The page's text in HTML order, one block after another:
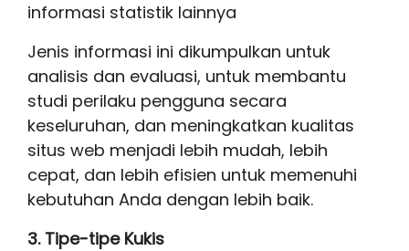
informasi statistik lainnya
Jenis informasi ini dikumpulkan untuk
analisis dan evaluasi, untuk membantu
studi perilaku pengguna secara
keseluruhan, dan meningkatkan kualitas
situs web menjadi lebih mudah, lebih
cepat, dan lebih efisien untuk memenuhi
kebutuhan Anda dengan lebih baik.
3. Tipe-tipe Kukis